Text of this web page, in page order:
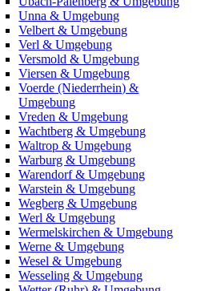
Unna & Umgebung
Velbert & Umgebung
Verl & Umgebung
Versmold & Umgebung
Viersen & Umgebung
Voerde (Niederrhein) &
Umgebung
Vreden & Umgebung
Wachtberg & Umgebung
Waltrop & Umgebung
Warburg & Umgebung
Warendorf & Umgebung
Warstein & Umgebung
Wegberg & Umgebung
Werl & Umgebung
Wermelskirchen & Umgebung
Werne & Umgebung
Wesel & Umgebung
Wesseling & Umgebung